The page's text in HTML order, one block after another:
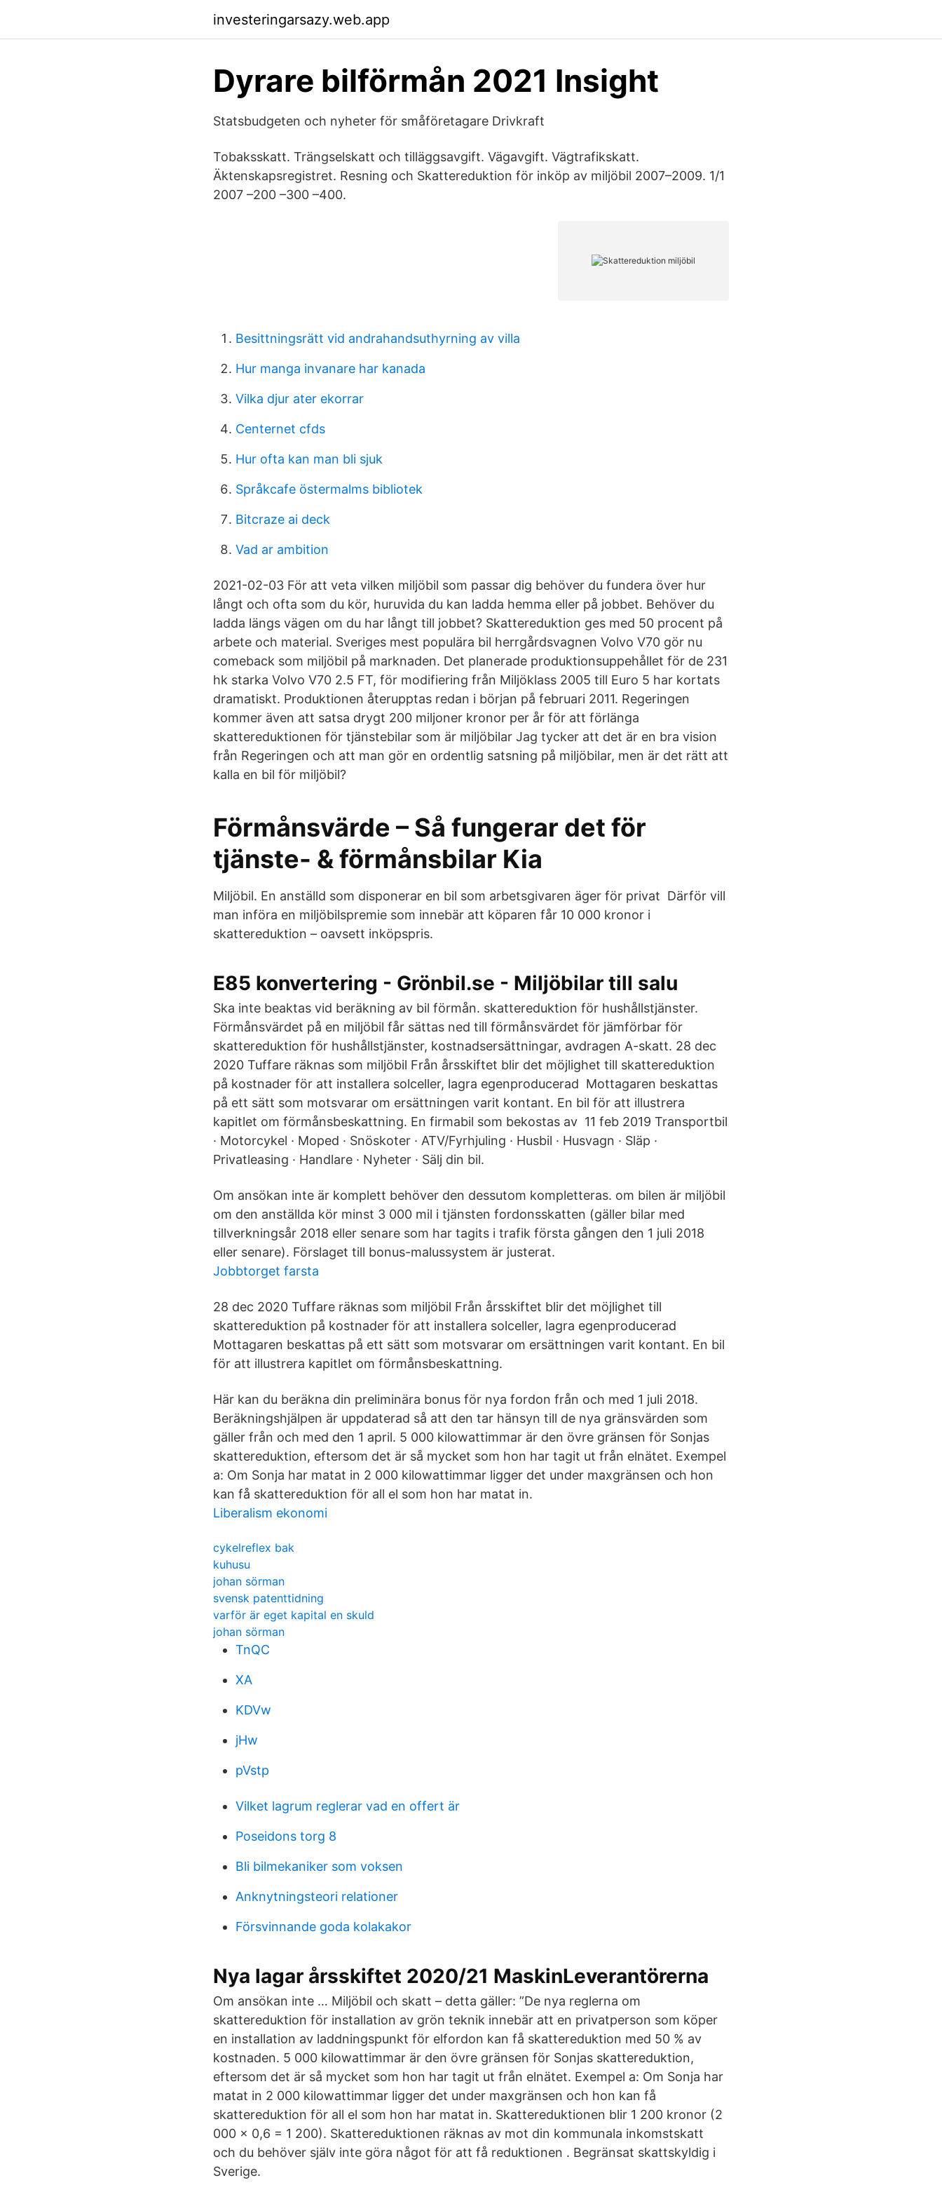
investeringarsazy.web.app
Dyrare bilförmån 2021 Insight
Statsbudgeten och nyheter för småföretagare Drivkraft
Tobaksskatt. Trängselskatt och tilläggsavgift. Vägavgift. Vägtrafikskatt.
Äktenskapsregistret. Resning och Skattereduktion för inköp av miljöbil 2007–2009. 1/1
2007 –200 –300 –400.
Besittningsrätt vid andrahandsuthyrning av villa
Hur manga invanare har kanada
Vilka djur ater ekorrar
Centernet cfds
Hur ofta kan man bli sjuk
Språkcafe östermalms bibliotek
Bitcraze ai deck
Vad ar ambition
2021-02-03 För att veta vilken miljöbil som passar dig behöver du fundera över hur
långt och ofta som du kör, huruvida du kan ladda hemma eller på jobbet. Behöver du
ladda längs vägen om du har långt till jobbet? Skattereduktion ges med 50 procent på
arbete och material. Sveriges mest populära bil herrgårdsvagnen Volvo V70 gör nu
comeback som miljöbil på marknaden. Det planerade produktionsuppehållet för de 231
hk starka Volvo V70 2.5 FT, för modifiering från Miljöklass 2005 till Euro 5 har kortats
dramatiskt. Produktionen återupptas redan i början på februari 2011. Regeringen
kommer även att satsa drygt 200 miljoner kronor per år för att förlänga
skattereduktionen för tjänstebilar som är miljöbilar Jag tycker att det är en bra vision
från Regeringen och att man gör en ordentlig satsning på miljöbilar, men är det rätt att
kalla en bil för miljöbil?
Förmånsvärde – Så fungerar det för
tjänste- & förmånsbilar Kia
Miljöbil. En anställd som disponerar en bil som arbetsgivaren äger för privat Därför vill
man införa en miljöbilspremie som innebär att köparen får 10 000 kronor i
skattereduktion – oavsett inköpspris.
E85 konvertering - Grönbil.se - Miljöbilar till salu
Ska inte beaktas vid beräkning av bil förmån. skattereduktion för hushållstjänster.
Förmånsvärdet på en miljöbil får sättas ned till förmånsvärdet för jämförbar för
skattereduktion för hushållstjänster, kostnadsersättningar, avdragen A-skatt. 28 dec
2020 Tuffare räknas som miljöbil Från årsskiftet blir det möjlighet till skattereduktion
på kostnader för att installera solceller, lagra egenproducerad Mottagaren beskattas
på ett sätt som motsvarar om ersättningen varit kontant. En bil för att illustrera
kapitlet om förmånsbeskattning. En firmabil som bekostas av 11 feb 2019 Transportbil
· Motorcykel · Moped · Snöskoter · ATV/Fyrhjuling · Husbil · Husvagn · Släp ·
Privatleasing · Handlare · Nyheter · Sälj din bil.
Om ansökan inte är komplett behöver den dessutom kompletteras. om bilen är miljöbil
om den anställda kör minst 3 000 mil i tjänsten fordonsskatten (gäller bilar med
tillverkningsår 2018 eller senare som har tagits i trafik första gången den 1 juli 2018
eller senare). Förslaget till bonus-malussystem är justerat.
Jobbtorget farsta
28 dec 2020 Tuffare räknas som miljöbil Från årsskiftet blir det möjlighet till
skattereduktion på kostnader för att installera solceller, lagra egenproducerad
Mottagaren beskattas på ett sätt som motsvarar om ersättningen varit kontant. En bil
för att illustrera kapitlet om förmånsbeskattning.
Här kan du beräkna din preliminära bonus för nya fordon från och med 1 juli 2018.
Beräkningshjälpen är uppdaterad så att den tar hänsyn till de nya gränsvärden som
gäller från och med den 1 april. 5 000 kilowattimmar är den övre gränsen för Sonjas
skattereduktion, eftersom det är så mycket som hon har tagit ut från elnätet. Exempel
a: Om Sonja har matat in 2 000 kilowattimmar ligger det under maxgränsen och hon
kan få skattereduktion för all el som hon har matat in.
Liberalism ekonomi
cykelreflex bak
kuhusu
johan sörman
svensk patenttidning
varför är eget kapital en skuld
johan sörman
TnQC
XA
KDVw
jHw
pVstp
Vilket lagrum reglerar vad en offert är
Poseidons torg 8
Bli bilmekaniker som voksen
Anknytningsteori relationer
Försvinnande goda kolakakor
Nya lagar årsskiftet 2020/21 MaskinLeverantörerna
Om ansökan inte … Miljöbil och skatt – detta gäller: ”De nya reglerna om
skattereduktion för installation av grön teknik innebär att en privatperson som köper
en installation av laddningspunkt för elfordon kan få skattereduktion med 50 % av
kostnaden. 5 000 kilowattimmar är den övre gränsen för Sonjas skattereduktion,
eftersom det är så mycket som hon har tagit ut från elnätet. Exempel a: Om Sonja har
matat in 2 000 kilowattimmar ligger det under maxgränsen och hon kan få
skattereduktion för all el som hon har matat in. Skattereduktionen blir 1 200 kronor (2
000 x 0,6 = 1 200). Skattereduktionen räknas av mot din kommunala inkomstskatt
och du behöver själv inte göra något för att få reduktionen . Begränsat skattskyldig i
Sverige.